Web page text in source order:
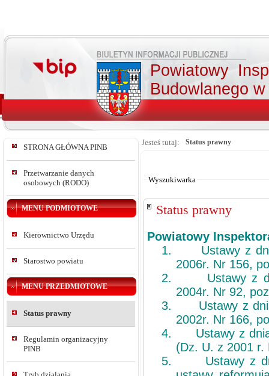
Powiatowy
Budowlanego w
STRONA GŁÓWNA PINB
Przetwarzanie danych
osobowych (RODO)
MENU PODMIOTOWE
Kierownictwo Urzędu
Starostwo powiatu
MENU PRZEDMIOTOWE
Status prawny
Regulamin organizacyjny
PINB
Jesteś tutaj: Status prawny
Wyszukiwarka
Status prawny
Powiatowy
1.
Ustawy z
2006r. Nr 156,
2.
Ustawy z
2004r. Nr 92,
3.
Ustawy z
2002r. Nr 166,
4.
Ustawy z
(Dz. U. z 2001 r.
5.
Ustawy z